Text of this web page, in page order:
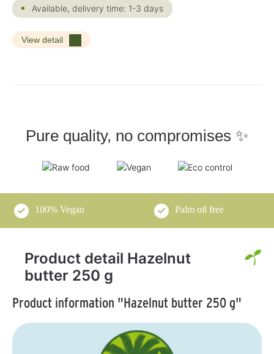
Available, delivery time: 1-3 days
View detail
Pure quality, no compromises ✨
100% Vegan Palm oil free
Product detail Hazelnut
butter 250 g
Product information "Hazelnut butter 250 g"